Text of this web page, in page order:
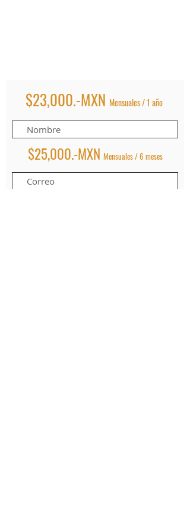
$23,000.-MXN Mensuales / 1 año
$25,000.-MXN Mensuales / 6 meses